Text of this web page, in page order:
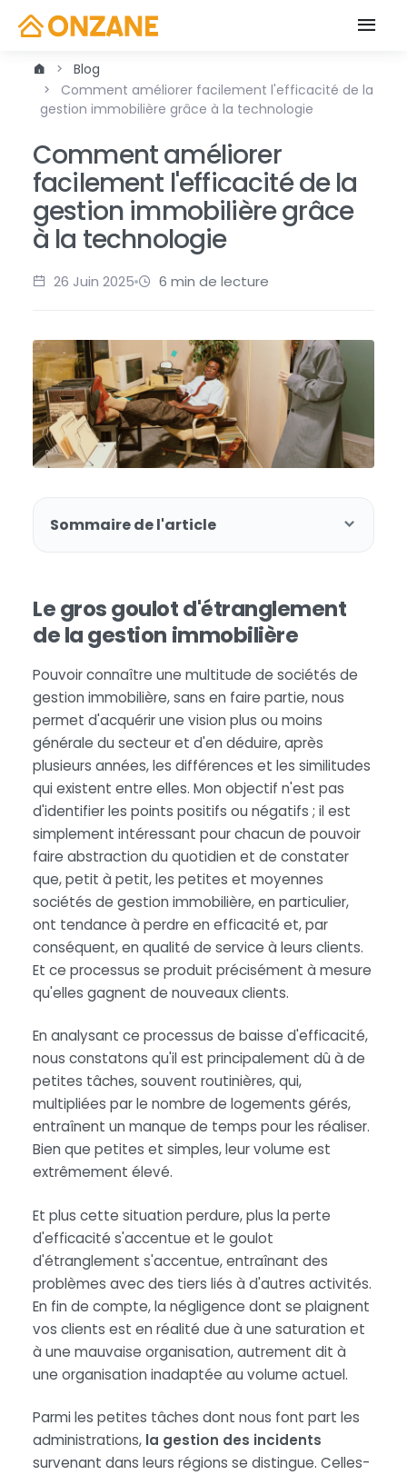
Blog
Comment améliorer facilement l'efficacité de la
gestion immobilière grâce à la technologie
Comment améliorer
facilement l'efficacité de la
gestion immobilière grâce
à la technologie
26 Juin 2025 6 min de lecture
Sommaire de l'article
Le gros goulot d'étranglement
de la gestion immobilière
Pouvoir connaître une multitude de sociétés de
gestion immobilière, sans en faire partie, nous
permet d'acquérir une vision plus ou moins
générale du secteur et d'en déduire, après
plusieurs années, les différences et les similitudes
qui existent entre elles. Mon objectif n'est pas
d'identifier les points positifs ou négatifs ; il est
simplement intéressant pour chacun de pouvoir
faire abstraction du quotidien et de constater
que, petit à petit, les petites et moyennes
sociétés de gestion immobilière, en particulier,
ont tendance à perdre en efficacité et, par
conséquent, en qualité de service à leurs clients.
Et ce processus se produit précisément à mesure
qu'elles gagnent de nouveaux clients.
En analysant ce processus de baisse d'efficacité,
nous constatons qu'il est principalement dû à de
petites tâches, souvent routinières, qui,
multipliées par le nombre de logements gérés,
entraînent un manque de temps pour les réaliser.
Bien que petites et simples, leur volume est
extrêmement élevé.
Et plus cette situation perdure, plus la perte
d'efficacité s'accentue et le goulot
d'étranglement s'accentue, entraînant des
problèmes avec des tiers liés à d'autres activités.
En fin de compte, la négligence dont se plaignent
vos clients est en réalité due à une saturation et
à une mauvaise organisation, autrement dit à
une organisation inadaptée au volume actuel.
Parmi les petites tâches dont nous font part les
administrations, la gestion des incidents
survenant dans leurs régions se distingue. Celles-